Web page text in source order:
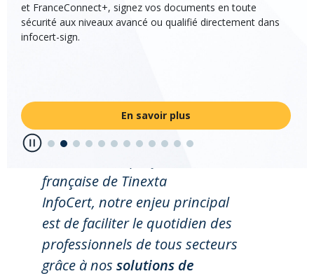
et FranceConnect+, signez vos documents en toute
sécurité aux niveaux avancé ou qualifié directement dans
infocert-sign.
En savoir plus
française de Tinexta
InfoCert, notre enjeu principal
estde faciliterle quotidien des
professionnels de tous secteurs
grâce à nos solutions de